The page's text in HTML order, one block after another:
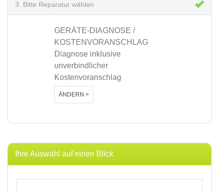
3. Bitte Reparatur wählen
GERÄTE-DIAGNOSE /
KOSTENVORANSCHLAG
Diagnose inklusive
unverbindlicher
Kostenvoranschlag
ÄNDERN >
Ihre Auswahl auf einen Blick